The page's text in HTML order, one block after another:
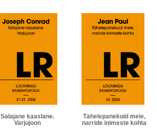
Salajane kaaslane.
Varjujoon
Tähelepanekuid meie,
narride inimeste kohta